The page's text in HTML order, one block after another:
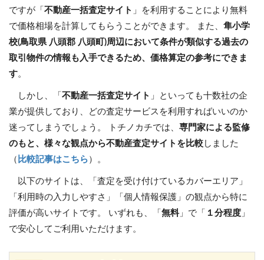
ですが「 不動産一括査定サイト 」を利用することにより無料
で価格相場を計算してもらうことができます。 また、 隼小学
校(鳥取県 八頭郡 八頭町)周辺において条件が類似する過去の
取引物件の情報も入手できるため、価格算定の参考にできま
す。
しかし、「 不動産一括査定サイト 」といっても十数社の企
業が提供しており、どの査定サービスを利用すればいいのか
迷ってしまうでしょう。 トチノカチでは、 専門家による監修
のもと、様々な観点から不動産査定サイトを比較 しました
（ 比較記事はこちら ）。
以下のサイトは、「査定を受け付けているカバーエリア」
「利用時の入力しやすさ」「個人情報保護」の観点から特に
評価が高いサイトです。 いずれも、「 無料」で「 １分程度 」
で安心してご利用いただけます。